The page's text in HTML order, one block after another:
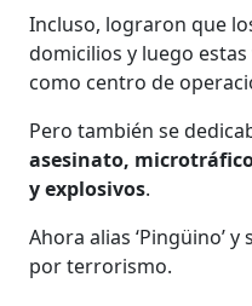
Incluso, lograron que
domicilios y luego
como centro de
Pero también se
asesinato,
y explosivos.
Ahora alias ‘Pingüino’
por terrorismo.